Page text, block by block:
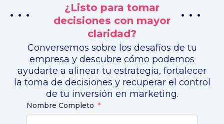
. . .
¿Listo para tomar
decisiones con mayor
claridad?
. . .
Conversemos sobre los desafíos de tu
empresa y descubre cómo podemos
ayudarte a alinear tu estrategia, fortalecer
la toma de decisiones y recuperar el control
de tu inversión en marketing.
Nombre Completo